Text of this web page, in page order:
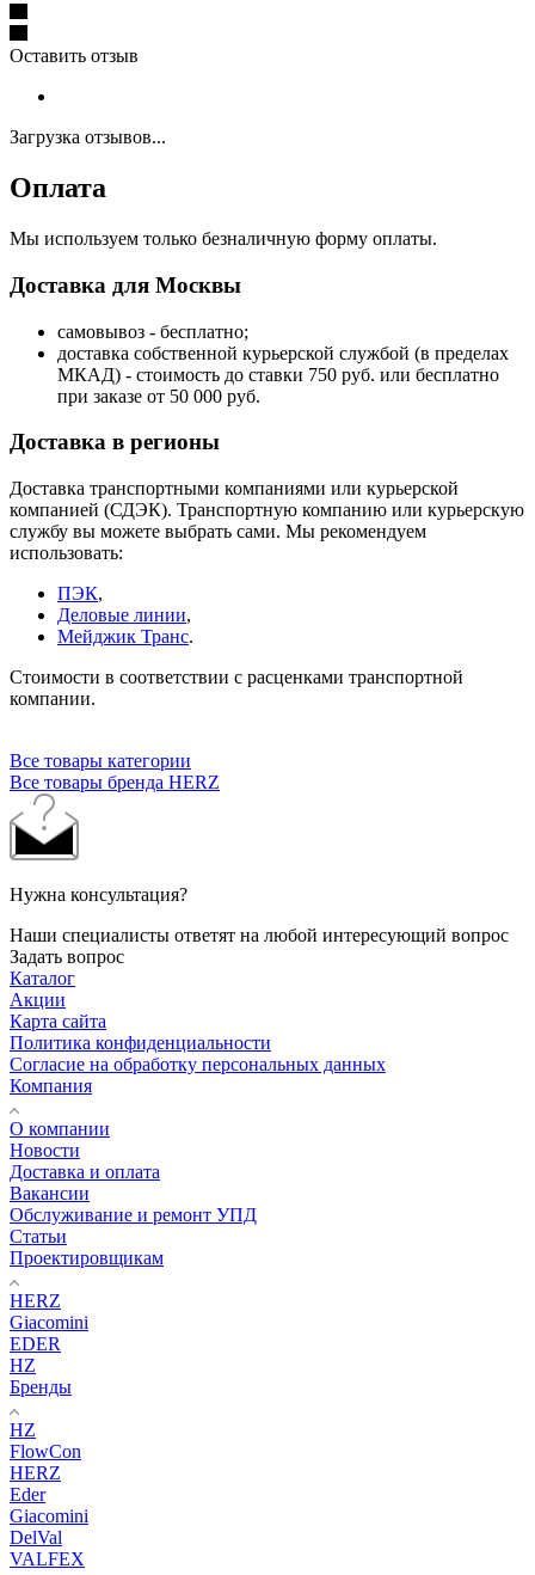
Оставить отзыв
Загрузка отзывов...
Оплата
Мы используем только безналичную форму оплаты.
Доставка для Москвы
самовывоз - бесплатно;
доставка собственной курьерской службой (в пределах
МКАД) - стоимость до ставки 750 руб. или бесплатно
при заказе от 50 000 руб.
Доставка в регионы
Доставка транспортными компаниями или курьерской
компанией (СДЭК). Транспортную компанию или курьерскую
службу вы можете выбрать сами. Мы рекомендуем
использовать:
ПЭК,
Деловые линии,
Мейджик Транс.
Стоимости в соответствии с расценками транспортной
компании.
Все товары категории
Все товары бренда HERZ
Нужна консультация?
Наши специалисты ответят на любой интересующий вопрос
Задать вопрос
Каталог
Акции
Карта сайта
Политика конфиденциальности
Согласие на обработку персональных данных
Компания
О компании
Новости
Доставка и оплата
Вакансии
Обслуживание и ремонт УПД
Статьи
Проектировщикам
HERZ
Giacomini
EDER
HZ
Бренды
HZ
FlowCon
HERZ
Eder
Giacomini
DelVal
VALFEX